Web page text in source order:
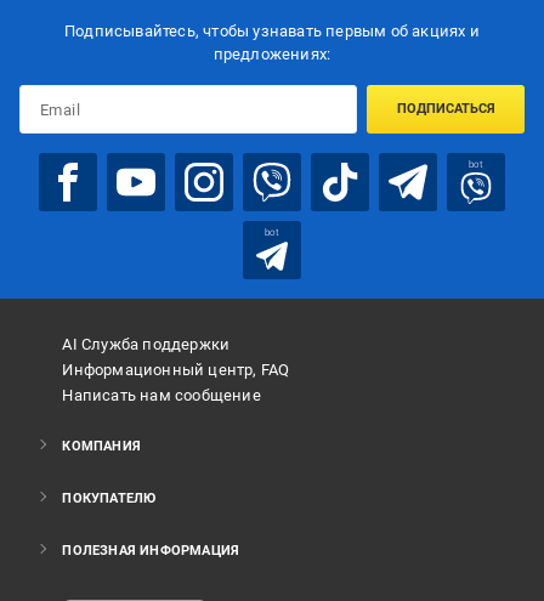
Подписывайтесь, чтобы узнавать первым об акцияx и
предложениях:
ПОДПИСАТЬСЯ
bot
bot
AI Служба поддержки
Информационный центр, FAQ
Написать нам сообщение
КОМПАНИЯ
ПОКУПАТЕЛЮ
ПОЛЕЗНАЯ ИНФОРМАЦИЯ